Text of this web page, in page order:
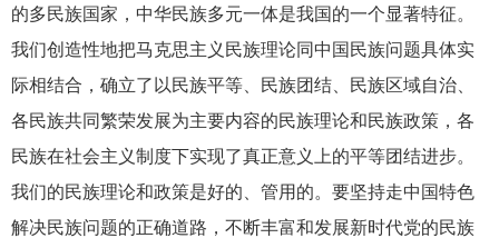
的多民族国家，中华民族多元一体是我国的一个显著特征。
我们创造性地把马克思主义民族理论同中国民族问题具体实
际相结合，确立了以民族平等、民族团结、民族区域自治、
各民族共同繁荣发展为主要内容的民族理论和民族政策，各
民族在社会主义制度下实现了真正意义上的平等团结进步。
我们的民族理论和政策是好的、管用的。要坚持走中国特色
解决民族问题的正确道路，不断丰富和发展新时代党的民族